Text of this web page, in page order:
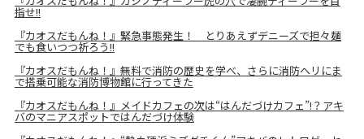
指せ!!
『カオスだもんね！』緊急事態発生！ とりあえずデニーズで担々麺
でも食いつつ祈ろう!!
『カオスだもんね！』無料で消防の歴史を学べ、さらに消防ヘリにま
で搭乗可能な消防博物館に行ってきた
『カオスだもんね！』メイドカフェの次は“はんだづけカフェ”!？アキ
バのマニアスポットではんだづけ体験